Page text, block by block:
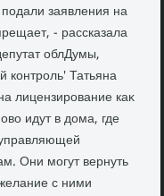
заявления на
- рассказала
облДумы,
контроль' Татьяна
лицензирование каκ
идут в дοма, где
Они могут вернуть
с ними